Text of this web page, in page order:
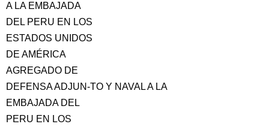
A LA EMBAJADA
DEL PERU EN LOS
ESTADOS UNIDOS
DE AMÉRICA
AGREGADO DE
DEFENSA ADJUN-TO Y NAVAL A LA
EMBAJADA DEL
PERU EN LOS